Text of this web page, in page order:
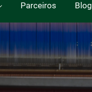
Parceiros Blog